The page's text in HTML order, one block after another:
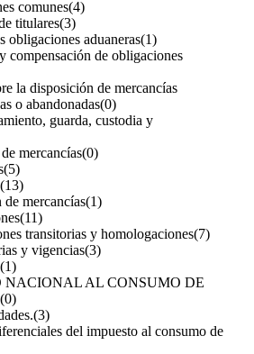
comunes(4)
titulares(3)
aduaneras(1)
de obligaciones
la disposición de mercancías
o abandonadas(0)
guarda, custodia y
mercancías(0)
(5)
(13)
mercancías(1)
(11)
transitorias y homologaciones(7)
y vigencias(3)
(1)
NACIONAL AL CONSUMO DE
(0)
(3)
del impuesto al consumo de